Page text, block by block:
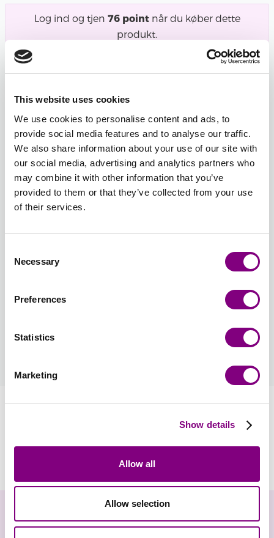
This website uses cookies
We use cookies to personalise content and ads, to
provide social media features and to analyse our traffic.
We also share information about your use of our site with
our social media, advertising and analytics partners who
may combine it with other information that you’ve
provided to them or that they’ve collected from your use
of their services.
Selection
Necessary
Preferences
Statistics
Marketing
Show details
Allow all
Allow selection
Log ind og tjen 76 pointnår du køber dette
produkt.
Er du ikke medlem endnu?
Bliv medlem gratis i
Lakerede rundpinde i Birk fra House of Yarn. Pindene
længde tykkelse
5,50 mm
Antal
Hvordan bliver man medlem?
Information
Anmeldelser
Nyhedsbrev